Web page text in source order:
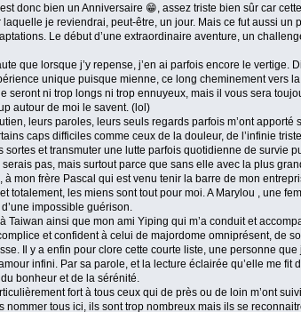
donc bien un Anniversaire 😁, assez triste bien sûr car
je reviendrai, peut-être, un jour. Mais ce fut aussi un
Le début d’une extraordinaire aventure, un
que lorsque j’y repense, j’en ai parfois encore le vertige.
unique puisque mienne, ce long cheminement vers
seront ni trop longs ni trop ennuyeux, mais il vous sera
autour de moi le savent. (lol)
leurs paroles, leurs seuls regards parfois m’ont apporté
caps difficiles comme ceux de la douleur, de l’infinie
et transmuter une lutte parfois quotidienne de survie
pas, mais surtout parce que sans elle avec la plus
mon frère Pascal qui est venu tenir la barre de mon
totalement, les miens sont tout pour moi. A Marylou , une
impossible guérison.
ainsi que mon ami Yiping qui m’a conduit et
et confident à celui de majordome omniprésent, de
Il y a enfin pour clore cette courte liste, une personne
infini. Par sa parole, et la lecture éclairée qu’elle me
bonheur et de la sérénité.
fort à tous ceux qui de près ou de loin m’ont
tous ici, ils sont trop nombreux mais ils se